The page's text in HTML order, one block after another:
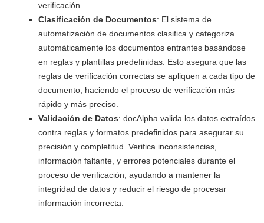
verificación.
Clasificación de Documentos: El sistema de
automatización de documentos clasifica y categoriza
automáticamente los documentos entrantes basándose
en reglas y plantillas predefinidas. Esto asegura que las
reglas de verificación correctas se apliquen a cada tipo de
documento, haciendo el proceso de verificación más
rápido y más preciso.
Validación de Datos: docAlpha valida los datos extraídos
contra reglas y formatos predefinidos para asegurar su
precisión y completitud. Verifica inconsistencias,
información faltante, y errores potenciales durante el
proceso de verificación, ayudando a mantener la
integridad de datos y reducir el riesgo de procesar
información incorrecta.